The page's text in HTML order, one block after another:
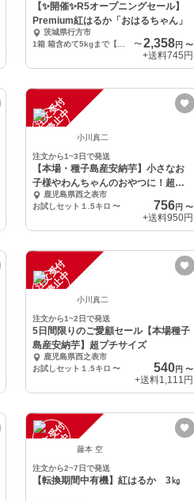
【✨開催✨R5オープニングセール】
Premium紅はるか「おはるちゃん」
茨城県行方市
〜 2,358円 〜
+送料745円
注
文
受
付
停
止
中
小川真二
注文から1~3日で発送
【本場・種子島産安納芋】小さなお
子様やわんちゃんのおやつに！超プ
チサイズ
鹿児島県西之表市
お試しセット１.5キロ 〜 756円 〜
+送料950円
注
文
受
付
停
止
中
小川真二
注文から1~2日で発送
5日間限りのご愛顧セール【本場種子
島産安納芋】超プチサイズ
鹿児島県西之表市
お試しセット１.5キロ 〜 540円 〜
+送料1,111円
注
文
受
付
停
止
中 藤本 空
注文から2~7日で発送
【転換期間中有機】紅はるか 3㎏